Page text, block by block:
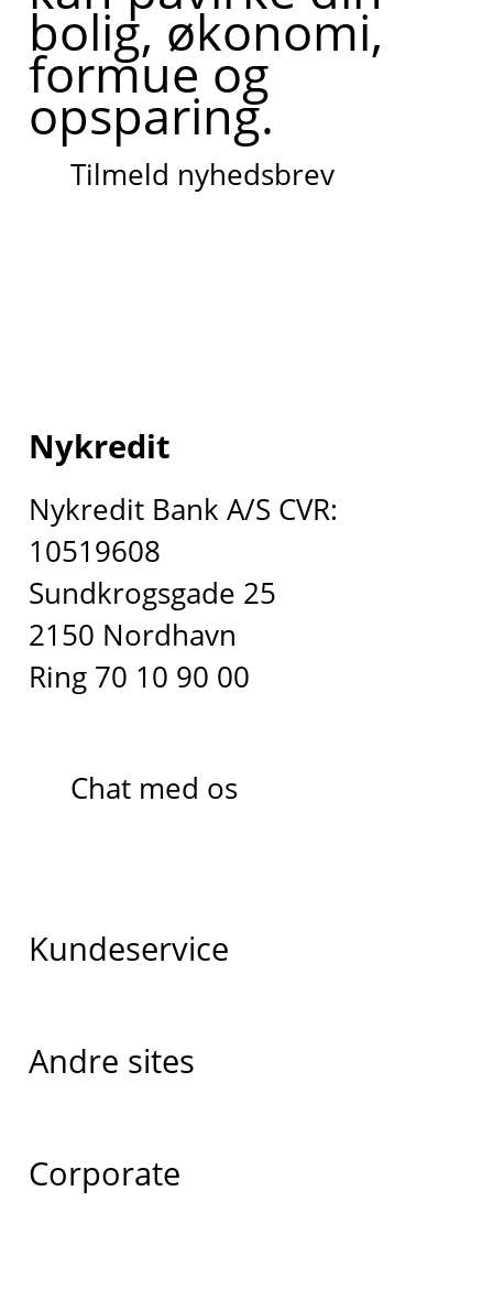
bolig, økonomi,
formue og
opsparing.
Tilmeld nyhedsbrev
Nykredit
Nykredit Bank A/S CVR:
10519608
Sundkrogsgade 25
2150 Nordhavn
Ring 70 10 90 00
Chat med os
Kundeservice
Andre sites
Corporate